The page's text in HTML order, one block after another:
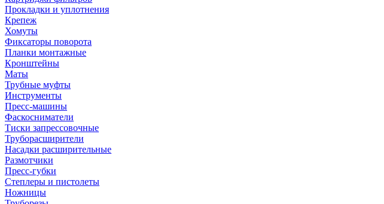
Прокладки и уплотнения
Крепеж
Хомуты
Фиксаторы поворота
Планки монтажные
Кронштейны
Маты
Трубные муфты
Инструменты
Пресс-машины
Фаскосниматели
Тиски запрессовочные
Труборасширители
Насадки расширительные
Размотчики
Пресс-губки
Степлеры и пистолеты
Ножницы